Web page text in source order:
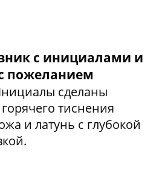
с инициалами и
пожеланием
сделаны
тиснения
и латунь с глубокой